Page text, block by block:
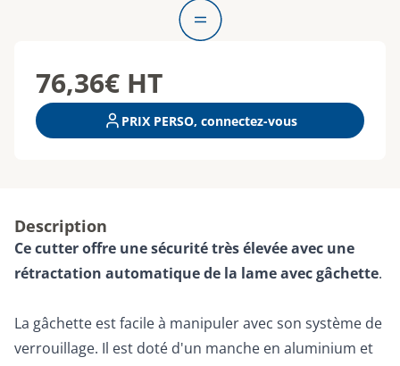
76,36€ HT
PRIX PERSO, connectez-vous
Description
Ce cutter offre une sécurité très élevée avec une
rétractation automatique de la lame avec gâchette.
La gâchette est facile à manipuler avec son système de
verrouillage. Il est doté d'un manche en aluminium et